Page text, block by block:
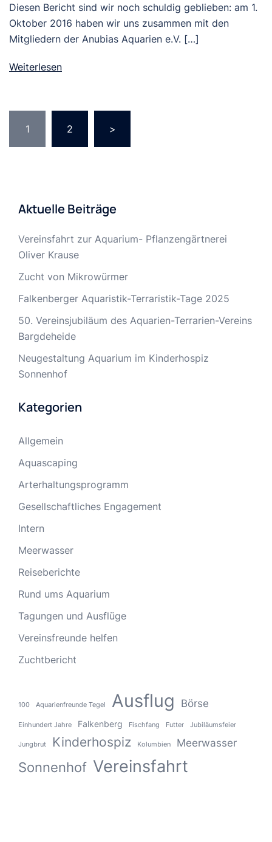
Diesen Bericht sind wir noch schuldig geblieben: am 1.
Oktober 2016 haben wir uns zusammen mit den
Mitgliedern der Anubias Aquarien e.V. […]
Weiterlesen
der
Beiträge
1 2 >
Aktuelle Beiträge
Vereinsfahrt zur Aquarium- Pflanzengärtnerei
Oliver Krause
Zucht von Mikrowürmer
Falkenberger Aquaristik-Terraristik-Tage 2025
50. Vereinsjubiläum des Aquarien-Terrarien-Vereins
Bargdeheide
Neugestaltung Aquarium im Kinderhospiz
Sonnenhof
Kategorien
Allgemein
Aquascaping
Arterhaltungsprogramm
Gesellschaftliches Engagement
Intern
Meerwasser
Reiseberichte
Rund ums Aquarium
Tagungen und Ausflüge
Vereinsfreunde helfen
Zuchtbericht
100 Aquarienfreunde Tegel Ausflug Börse
Einhundert Jahre Falkenberg Fischfang Futter Jubiläumsfeier
Jungbrut Kinderhospiz Kolumbien Meerwasser
Sonnenhof Vereinsfahrt